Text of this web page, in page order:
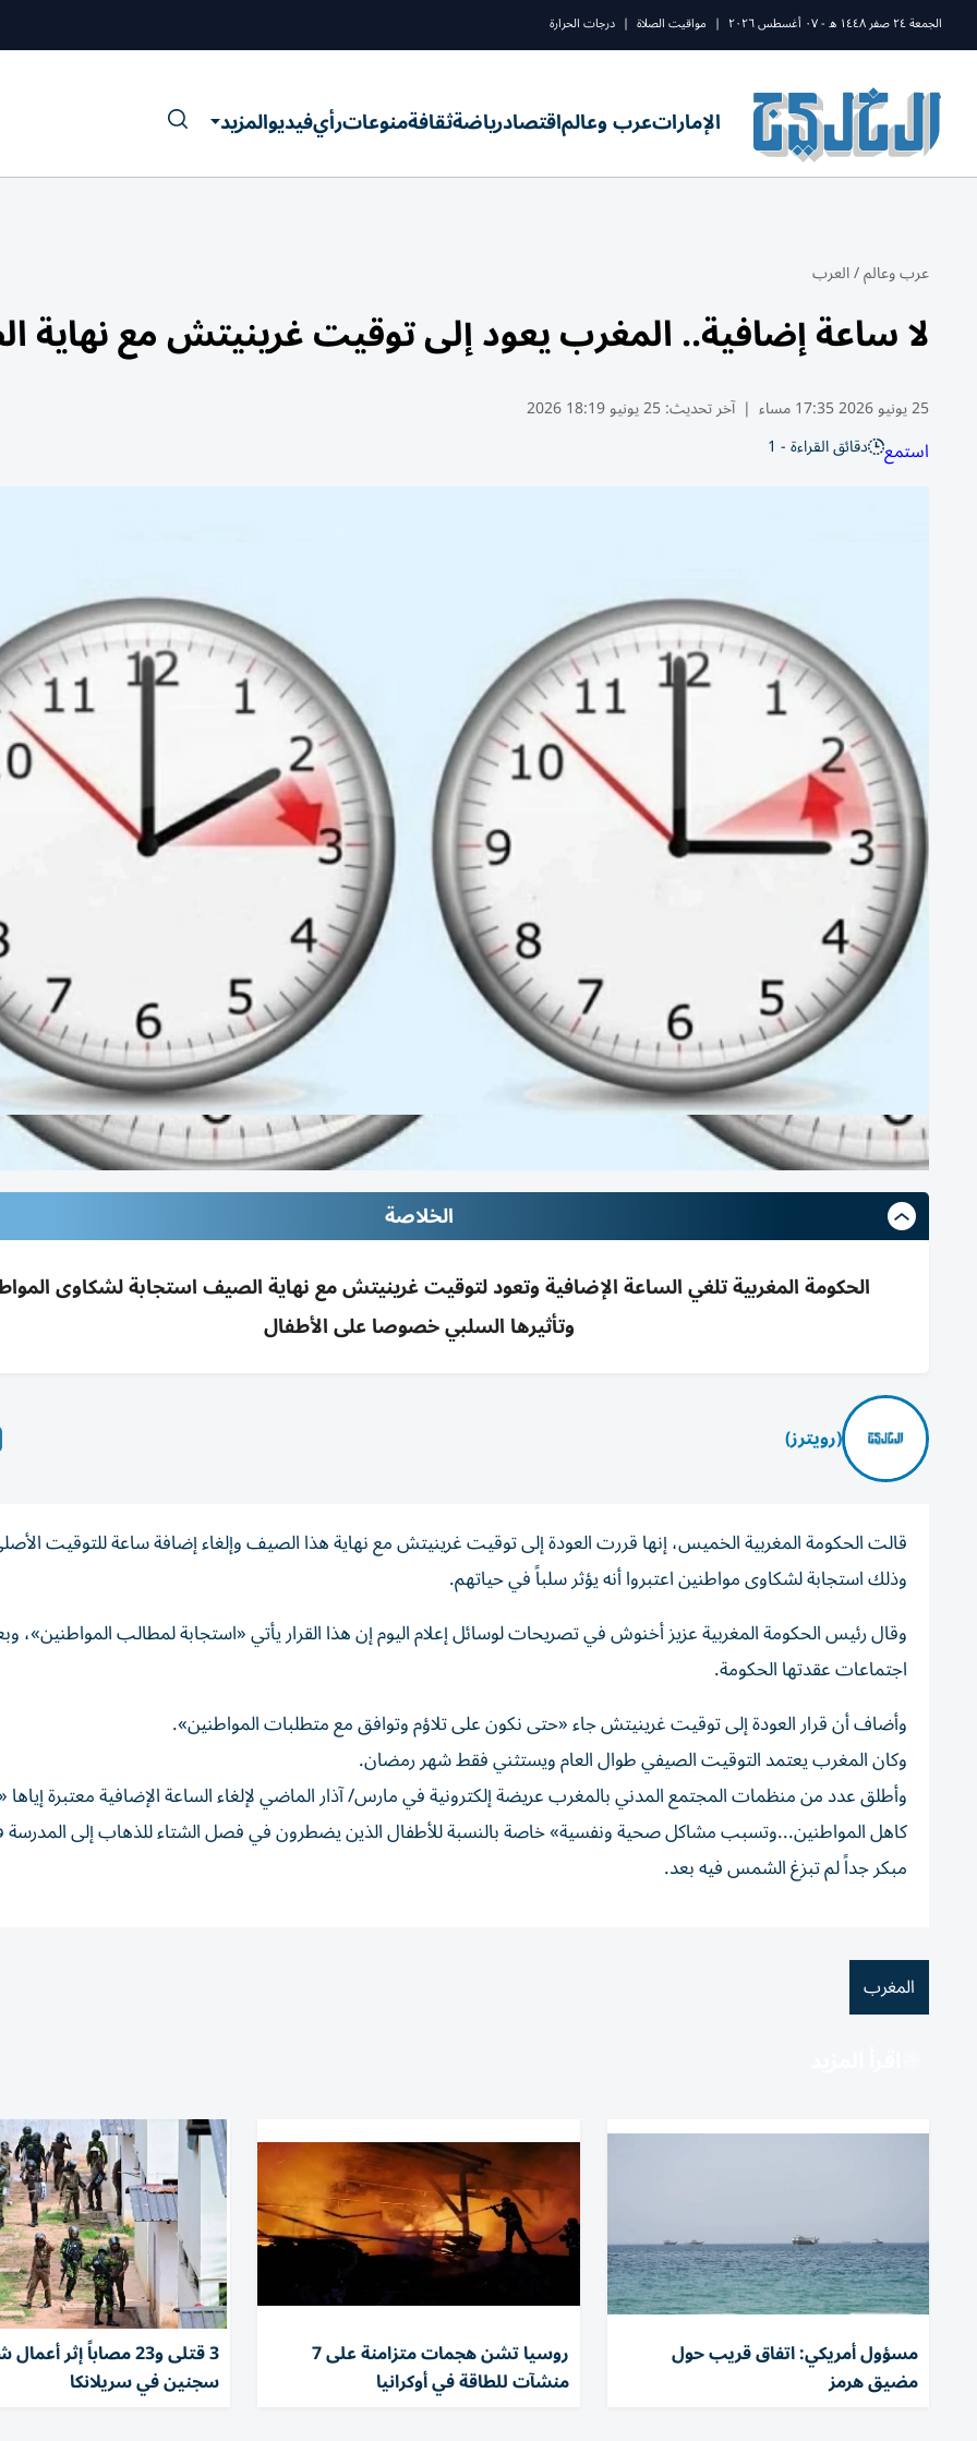
الجمعة ٢٤ صفر ١٤٤٨ ه - ٠٧ أغسطس ٢٠٢٦ | مواقيت الصلاة | درجات الحرارة
الإماراتعرب وعالماقتصادرياضةثقافةمنوعاترأيفيديوالمزيد
عرب وعالم/العرب
لا ساعة إضافية.. المغرب يعود إلى توقيت غرينيتش مع نهاية
25 يونيو 2026 17:35 مساء | آخر تحديث:25 يونيو 18:19 2026
استمع دقائق القراءة - 1
الخلاصة
الحكومة المغربية تلغي الساعة الإضافية وتعود لتوقيت غرينيتش مع نهاية الصيف استجابة لشكاوى
وتأثيرها السلبي خصوصا على الأطفال
(رويترز)
قالت الحكومة المغربية الخميس، إنها ‌قررت العودة إلى توقيت غرينيتش مع ​نهاية ⁠هذا الصيف وإلغاء إضافة ‌ساعة للتوقيت
وذلك استجابة لشكاوى مواطنين اعتبروا أنه يؤثر ‌سلباً في حياتهم.
وقال رئيس الحكومة ⁠المغربية عزيز أخنوش في تصريحات لوسائل إعلام اليوم إن هذا القرار يأتي «استجابة لمطالب المواطنين»،
اجتماعات عقدتها الحكومة.
وأضاف أن ​قرار العودة إلى توقيت غرينيتش جاء «حتى نكون على تلاؤم وتوافق مع متطلبات المواطنين».
وكان المغرب ⁠يعتمد التوقيت الصيفي طوال العام ويستثني فقط شهر رمضان.
وأطلق عدد ​من ‌منظمات المجتمع المدني بالمغرب ‌عريضة إلكترونية في مارس/ آذار الماضي لإلغاء الساعة الإضافية معتبرة ‌إياها
كاهل المواطنين...وتسبب ‌مشاكل صحية ⁠ونفسية» خاصة بالنسبة ‌للأطفال الذين يضطرون في فصل الشتاء للذهاب إلى
مبكر جداً لم تبزغ الشمس فيه بعد.
المغرب
مسؤول أمريكي: اتفاق قريب حول
مضيق هرمز
روسيا تشن هجمات متزامنة على 7
منشآت للطاقة في أوكرانيا
3 قتلى و23 مصاباً إثر
سجنين في سريلانكا